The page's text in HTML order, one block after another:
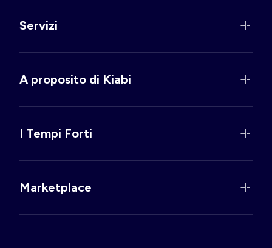
Servizi
A proposito di Kiabi
I Tempi Forti
Marketplace